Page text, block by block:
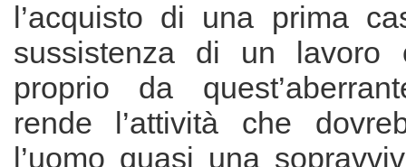
l’acquisto di una prima
sussistenza di un lavoro
proprio da
rende l’attività che
l’uomo quasi una